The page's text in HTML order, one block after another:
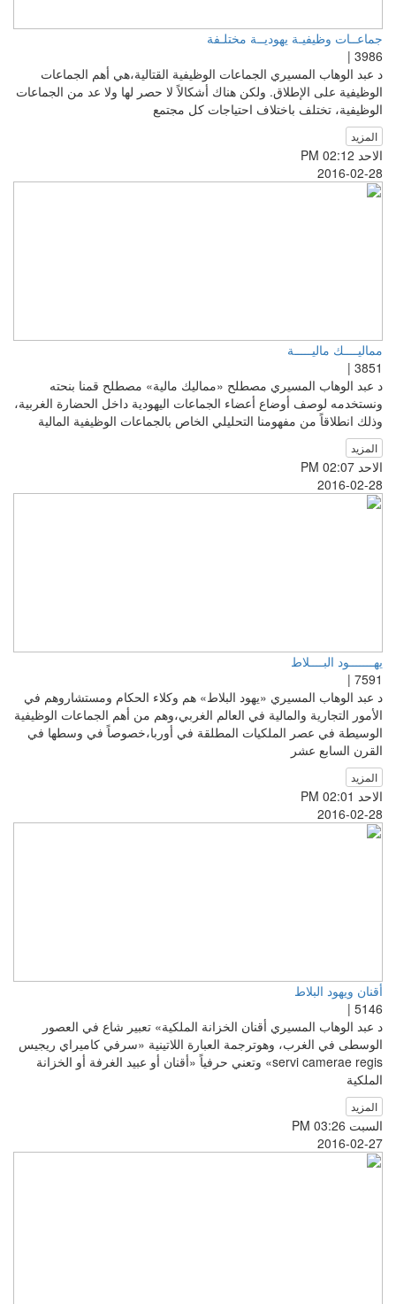
جماعــات وظيفيـة يهوديــة مختلـفة
3986 |
د عبد الوهاب المسيري الجماعات الوظيفية القتالية،هي أهم الجماعات
الوظيفية على الإطلاق. ولكن هناك أشكالاً لا حصر لها ولا عد من الجماعات
الوظيفية، تختلف باختلاف احتياجات كل مجتمع
المزيد
الاحد PM 02:12
2016-02-28
مماليــــك ماليـــــة
3851 |
د عبد الوهاب المسيري مصطلح «مماليك مالية» مصطلح قمنا بنحته
ونستخدمه لوصف أوضاع أعضاء الجماعات اليهودية داخل الحضارة الغربية،
وذلك انطلاقاً من مفهومنا التحليلي الخاص بالجماعات الوظيفية المالية
المزيد
الاحد PM 02:07
2016-02-28
يهـــــــود البــــلاط
7591 |
د عبد الوهاب المسيري «يهود البلاط» هم وكلاء الحكام ومستشاروهم في
الأمور التجارية والمالية في العالم الغربي،وهم من أهم الجماعات الوظيفية
الوسيطة في عصر الملكيات المطلقة في أوربا،خصوصاً في وسطها في
القرن السابع عشر
المزيد
الاحد PM 02:01
2016-02-28
أقنان ويهود البلاط
5146 |
د عبد الوهاب المسيري أقنان الخزانة الملكية» تعبير شاع في العصور
الوسطى في الغرب، وهوترجمة العبارة اللاتينية «سرفي كاميراي ريجيس
servi camerae regis» وتعني حرفياً «أقنان أو عبيد الغرفة أو الخزانة
الملكية
المزيد
السبت PM 03:26
2016-02-27